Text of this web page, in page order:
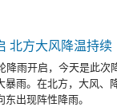
北方大风降温持续
降雨开启，今天是此次
暴雨。在北方，大风、
出现阵性降雨。